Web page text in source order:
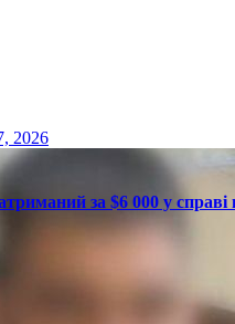
2026
за $6 000 у справі